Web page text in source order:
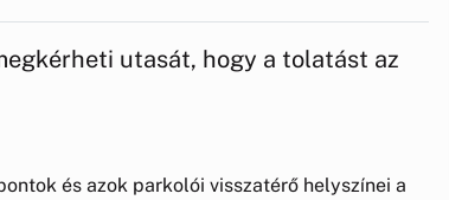
utasát, hogy a tolatást az
és azok parkolói visszatérő helyszínei a